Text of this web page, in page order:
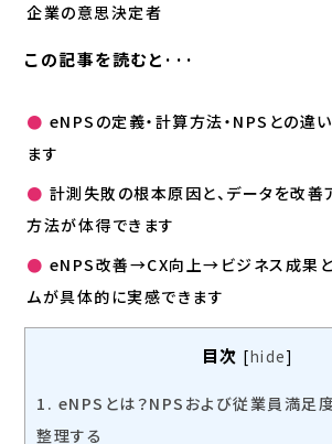
企業の意思決定者
この記事を読むと···
● eNPSの定義・計算方法・NPSとの違
ます
● 計測失敗の根本原因と、データを改善
方法が体得できます
● eNPS改善→CX向上→ビジネス成果
ムが具体的に実感できます
目次 [hide]
1. eNPSとは？NPSおよび従業員満足
整理する